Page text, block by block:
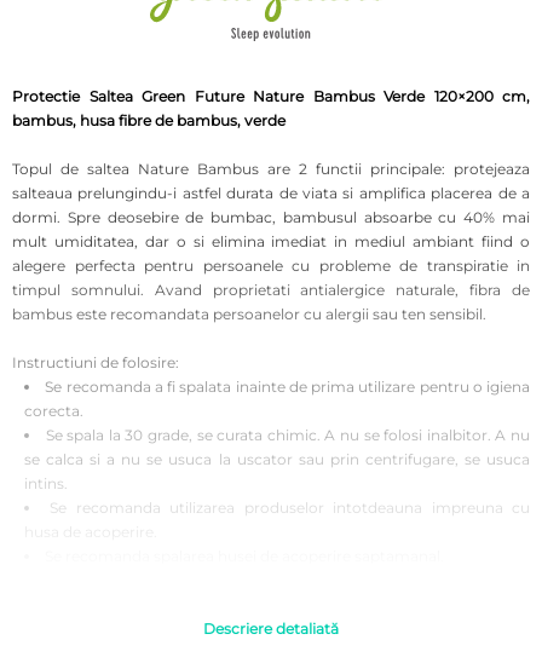
Protectie Saltea Green Future Nature Bambus Verde 120×200 cm,
bambus, husa fibre de bambus, verde
Topul de saltea Nature Bambus are 2 functii principale: protejeaza
salteaua prelungindu-i astfel durata de viata si amplifica placerea de a
dormi. Spre deosebire de bumbac, bambusul absoarbe cu 40% mai
mult umiditatea, dar o si elimina imediat in mediul ambiant fiind o
alegere perfecta pentru persoanele cu probleme de transpiratie in
timpul somnului. Avand proprietati antialergice naturale, fibra de
bambus este recomandata persoanelor cu alergii sau ten sensibil.
Instructiuni de folosire:
Se recomanda a fi spalata inainte de prima utilizare pentru o igiena
corecta.
Se spala la 30 grade, se curata chimic. A nu se folosi inalbitor. A nu
se calca si a nu se usuca la uscator sau prin centrifugare, se usuca
intins.
Se recomanda utilizarea produselor intotdeauna impreuna cu
Descriere detaliată